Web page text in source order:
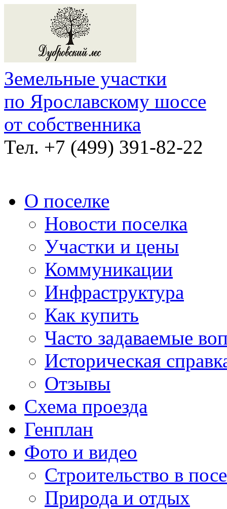
Земельные участки
по Ярославскому шоссе
от собственника
Тел. +7 (499) 391-82-22
О поселке
Новости поселка
Участки и цены
Коммуникации
Инфраструктура
Как купить
Часто задаваемые
Историческая
Отзывы
Схема проезда
Генплан
Фото и видео
Строительство в
Природа и отдых